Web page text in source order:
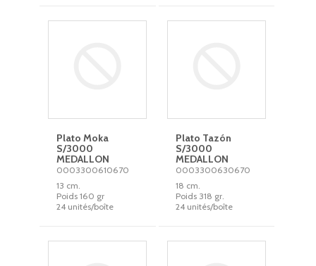
Plato Moka
S/3000
MEDALLON
0003300610670
13 cm.
Poids 160 gr
24 unités/boîte
Plato Tazón
S/3000
MEDALLON
0003300630670
18 cm.
Poids 318 gr.
24 unités/boîte